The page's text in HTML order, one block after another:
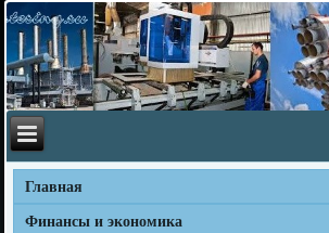
Главная
Финансы и экономика